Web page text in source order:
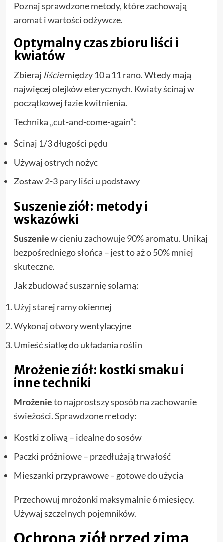
Poznaj sprawdzone metody, które zachowają
aromat i wartości odżywcze.
Optymalny czas zbioru liści i
kwiatów
Zbieraj liściemiędzy 10 a 11 rano. Wtedy mają
najwięcej olejków eterycznych. Kwiaty ścinaj w
początkowej fazie kwitnienia.
Technika „cut-and-come-again”:
Ścinaj 1/3 długości pędu
Używaj ostrych nożyc
Zostaw 2-3 pary liści u podstawy
Suszenie ziół: metody i
wskazówki
Suszeniew cieniu zachowuje 90% aromatu. Unikaj
bezpośredniego słońca – jest to aż o 50% mniej
skuteczne.
Jak zbudować suszarnię solarną:
Użyj starej ramy okiennej
Wykonaj otwory wentylacyjne
Umieść siatkę do układania roślin
Mrożenie ziół: kostki smaku i
inne techniki
Mrożenieto najprostszy sposób na zachowanie
świeżości. Sprawdzone metody:
Kostki z oliwą – idealne do sosów
Paczki próżniowe – przedłużają trwałość
Mieszanki przyprawowe – gotowe do użycia
Przechowuj mrożonki maksymalnie 6 miesięcy.
Używaj szczelnych pojemników.
Ochrona ziół przed zimą